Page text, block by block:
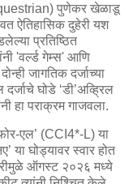
पुणेकर खेळाडू
ऐतिहासिक दुहेरी यश
प्रतिष्ठित
'वर्ल्ड गेम्स' आणि
जागतिक दर्जाच्या
घोडे ‘डी’अव्ह्रिल
हा पराक्रम गाजवला.
एल’ (CCI4*-L) या
या घोड्यावर स्वार होत
ऑगस्ट २०२६ मध्ये